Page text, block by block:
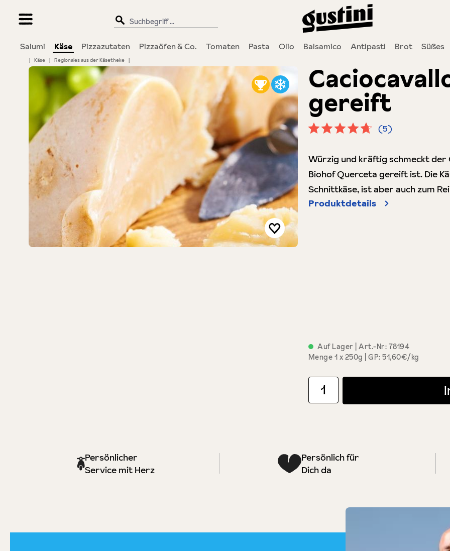
Salumi Käse Pizzazutaten Pizzaöfen & Co. Tomaten Pasta Olio Balsamico Antipasti Brot Süßes
| Käse | Regionales aus der Käsetheke |
Bildergalerie überspringen
Auf Lager | Art.-Nr: 78194
Menge 1 x 250g GP: 51,60€/kg
gereift
(5)
Würzig und kräftig schmeckt der
Biohof Querceta gereift ist. Die
Schnittkäse, ist aber auch zum
Produktdetails
Produkt Anzahl: Gib den gewünschten
Persönlicher
Service mit Herz
Persönlich für
Dich da